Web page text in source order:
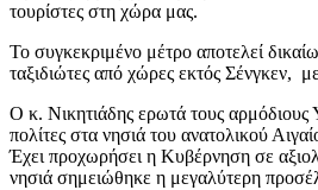
τουρίστες στη χώρα μας.
Το συγκεκριμένο μέτρο αποτελεί
ταξιδιώτες από χώρες εκτός Σένγκεν,
Ο κ. Νικητιάδης ερωτά τους
πολίτες στα νησιά του ανατολικού
Έχει προχωρήσει η Κυβέρνηση σε
νησιά σημειώθηκε η μεγαλύτερη